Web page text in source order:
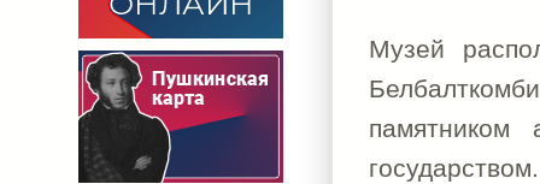
Музей
памятником
государством.